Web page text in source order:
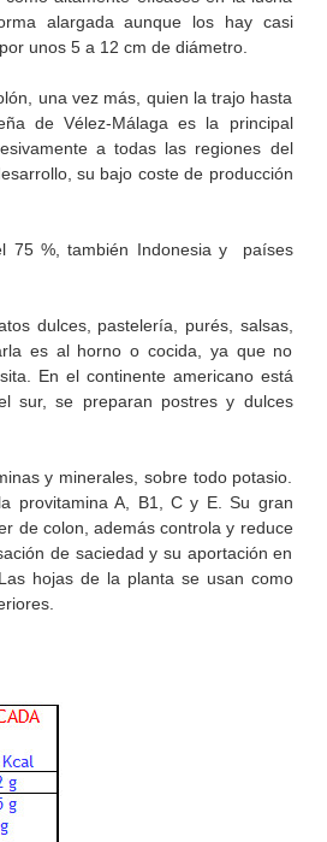
alargada aunque los hay casi
unos 5 a 12 cm de diámetro.
una vez más, quien la trajo hasta
de Vélez-Málaga es la principal
a todas las regiones del
su bajo coste de producción
75 %, también Indonesia y países
dulces, pastelería, purés, salsas,
es al horno o cocida, ya que no
En el continente americano está
sur, se preparan postres y dulces
y minerales, sobre todo potasio.
provitamina A, B1, C y E. Su gran
de colon, además controla y reduce
de saciedad y su aportación en
hojas de la planta se usan como